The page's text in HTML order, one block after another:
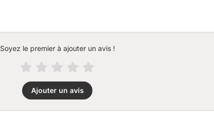
Soyez le premier à ajouter un avis !
Ajouter un avis